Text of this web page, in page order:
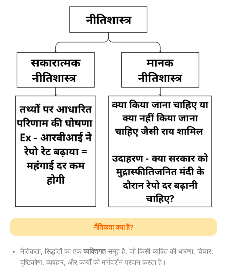
नैतिकता क्या है?
नैतिकता, सिद्धांतों का एकव्यक्तिगतसमूह है, जो किसी व्यक्ति की धारणा, विचार,
दृष्टिकोण, व्यवहार, और कार्यों को मार्गदर्शन प्रदान करता है।